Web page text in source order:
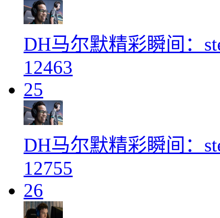
DH马尔默精彩瞬间：
12463
25
DH马尔默精彩瞬间：
12755
26